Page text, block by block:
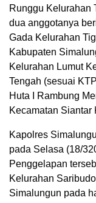
Runggu Kelurahan
dua anggotanya
Gada Kelurahan
Kabupaten
Kelurahan Lumut
Tengah (sesuai
Huta I Rambung
Kecamatan Siantar
Kapolres
pada Selasa (18/
Penggelapan
Kelurahan
Simalungun pada